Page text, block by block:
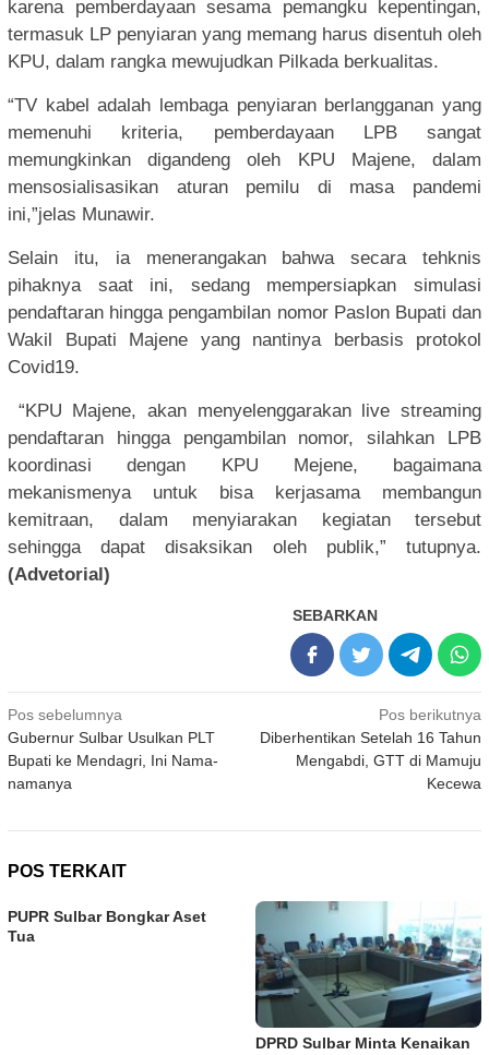
karena pemberdayaan sesama pemangku kepentingan,
termasuk LP penyiaran yang memang harus disentuh oleh
KPU, dalam rangka mewujudkan Pilkada berkualitas.
“TV kabel adalah lembaga penyiaran berlangganan yang
memenuhi kriteria, pemberdayaan LPB sangat
memungkinkan digandeng oleh KPU Majene, dalam
mensosialisasikan aturan pemilu di masa pandemi
ini,”jelas Munawir.
Selain itu, ia menerangakan bahwa secara tehknis
pihaknya saat ini, sedang mempersiapkan simulasi
pendaftaran hingga pengambilan nomor Paslon Bupati dan
Wakil Bupati Majene yang nantinya berbasis protokol
Covid19.
“KPU Majene, akan menyelenggarakan live streaming
pendaftaran hingga pengambilan nomor, silahkan LPB
koordinasi dengan KPU Mejene, bagaimana
mekanismenya untuk bisa kerjasama membangun
kemitraan, dalam menyiarakan kegiatan tersebut
sehingga dapat disaksikan oleh publik,” tutupnya.
(Advetorial)
SEBARKAN
Navigasi
pos
Pos sebelumnya
Gubernur Sulbar Usulkan PLT
Bupati ke Mendagri, Ini Nama-
namanya
Pos berikutnya
Diberhentikan Setelah 16 Tahun
Mengabdi, GTT di Mamuju
Kecewa
POS TERKAIT
PUPR Sulbar Bongkar Aset
Tua
DPRD Sulbar Minta Kenaikan